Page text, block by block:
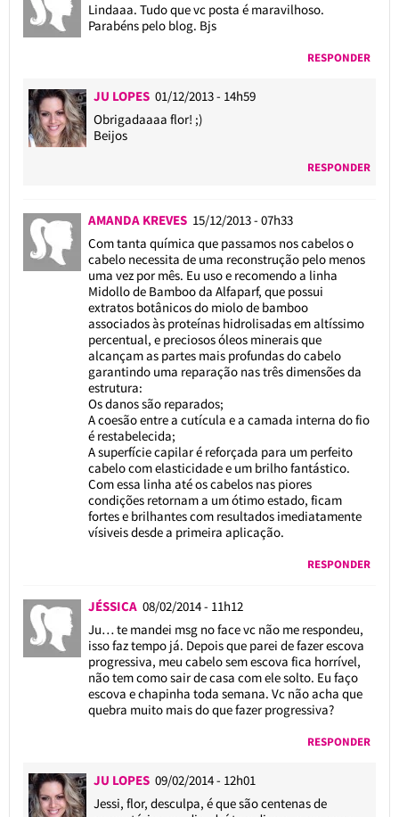
Lindaaa. Tudo que vc posta é maravilhoso.
Parabéns pelo blog. Bjs
RESPONDER
JU LOPES 01/12/2013 - 14h59
Obrigadaaaa flor! ;)
Beijos
RESPONDER
AMANDA KREVES 15/12/2013 - 07h33
Com tanta química que passamos nos cabelos o
cabelo necessita de uma reconstrução pelo menos
uma vez por mês. Eu uso e recomendo a linha
Midollo de Bamboo da Alfaparf, que possui
extratos botânicos do miolo de bamboo
associados às proteínas hidrolisadas em altíssimo
percentual, e preciosos óleos minerais que
alcançam as partes mais profundas do cabelo
garantindo uma reparação nas três dimensões da
estrutura:
Os danos são reparados;
A coesão entre a cutícula e a camada interna do fio
é restabelecida;
A superfície capilar é reforçada para um perfeito
cabelo com elasticidade e um brilho fantástico.
Com essa linha até os cabelos nas piores
condições retornam a um ótimo estado, ficam
fortes e brilhantes com resultados imediatamente
vísiveis desde a primeira aplicação.
RESPONDER
JÉSSICA 08/02/2014 - 11h12
Ju… te mandei msg no face vc não me respondeu,
isso faz tempo já. Depois que parei de fazer escova
progressiva, meu cabelo sem escova fica horrível,
não tem como sair de casa com ele solto. Eu faço
escova e chapinha toda semana. Vc não acha que
quebra muito mais do que fazer progressiva?
RESPONDER
JU LOPES 09/02/2014 - 12h01
Jessi, flor, desculpa, é que são centenas de